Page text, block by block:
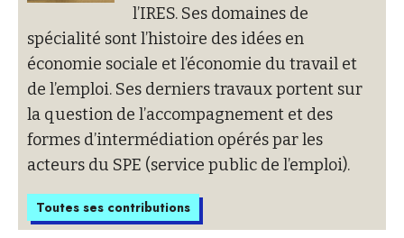
l’IRES. Ses domaines de
spécialité sont l’histoire des idées en
économie sociale et l’économie du travail et
de l’emploi. Ses derniers travaux portent sur
la question de l’accompagnement et des
formes d’intermédiation opérés par les
acteurs du SPE (service public de l’emploi).
Toutes ses contributions